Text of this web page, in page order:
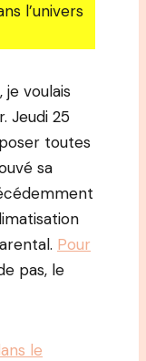
l’univers
je voulais
Jeudi 25
toutes
sa
Pour
pas, le
le